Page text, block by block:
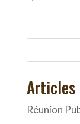
Articles
Réunion